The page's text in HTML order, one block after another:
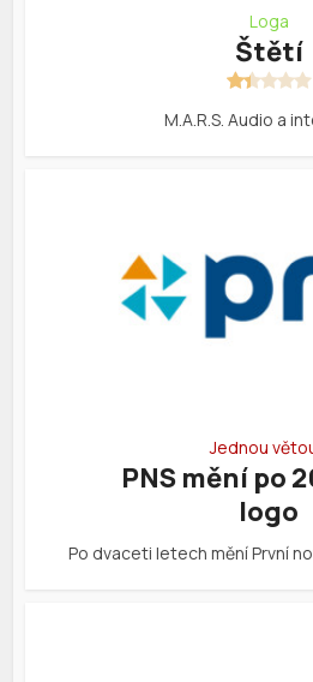
Loga
Štětí
M.A.R.S. Audio a
Jednou
PNS mění po
logo
Po dvaceti letech mění První